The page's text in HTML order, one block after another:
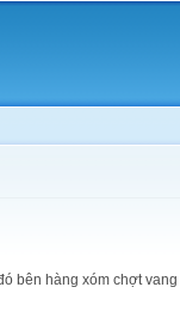
bên hàng xóm chợt vang